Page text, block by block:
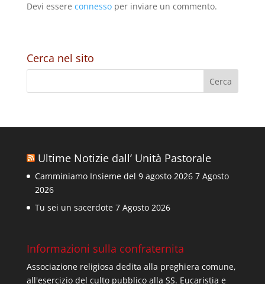
Devi essere connessoper inviare un commento.
Cerca nel sito
Ultime Notizie dall’ Unità Pastorale
Camminiamo Insieme del 9 agosto 2026 7 Agosto
2026
Tu sei un sacerdote 7 Agosto 2026
Informazioni sulla confraternita
Associazione religiosa dedita alla preghiera comune,
all'esercizio del culto pubblico alla SS. Eucaristia e